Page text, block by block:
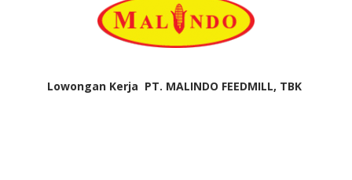
Lowongan Kerja PT. MALINDO FEEDMILL, TBK